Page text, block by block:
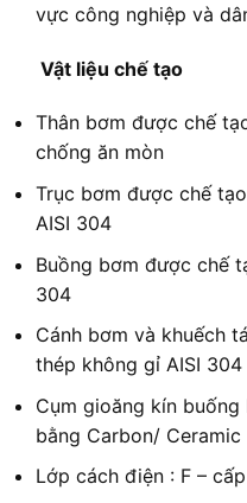
vực công nghiệp và
Vật liệu chế tạo
Thân bơm được chế
chống ăn mòn
Trục bơm được chế
AISI 304
Buồng bơm được chế
304
Cánh bơm và khuếch
thép không gỉ AISI 304
Cụm gioăng kín
bằng Carbon/ Ceramic
Lớp cách điện : F –